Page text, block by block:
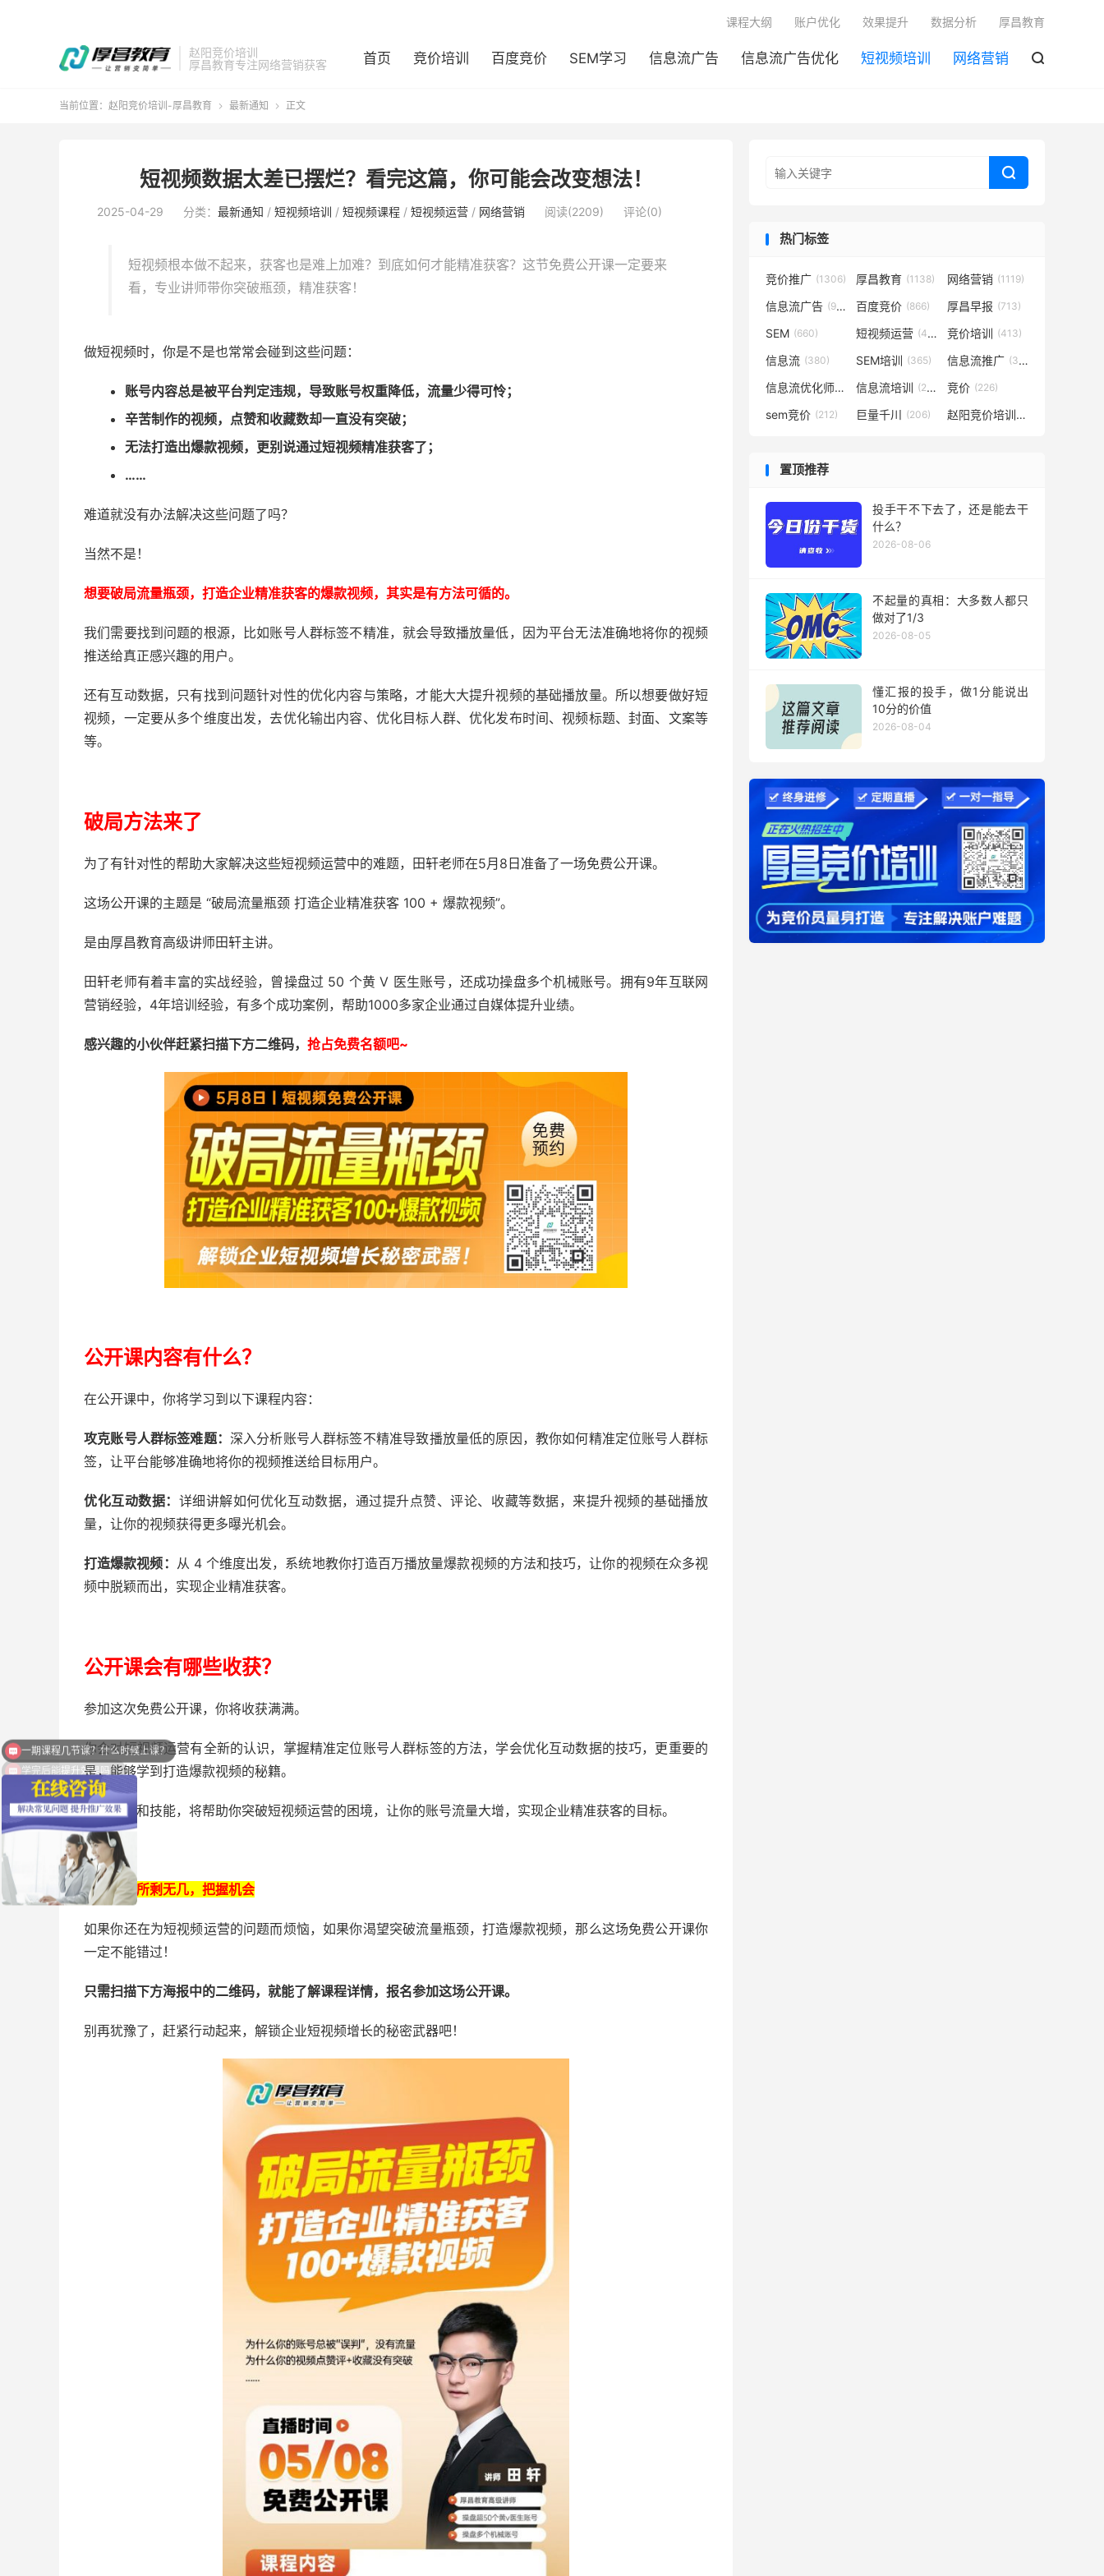
赵阳竞价培训
厚昌教育专注网络营销获客
首页 竞价培训 百度竞价 SEM学习 信息流广告 信息流广告优化 短视频培训 网络营销 
课程大纲 账户优化 效果提升 数据分析 厚昌教育
当前位置： 赵阳竞价培训-厚昌教育  最新通知  正文
短视频数据太差已摆烂？看完这篇，你可能会改变想法！
2025-04-29 分类： 最新通知 / 短视频培训 / 短视频课程 / 短视频运营 / 网络营销 阅读(2209) 评论(0)
短视频根本做不起来，获客也是难上加难？到底如何才能精准获客？这节免费公开课一定要来
看，专业讲师带你突破瓶颈，精准获客！
做短视频时，你是不是也常常会碰到这些问题：
账号内容总是被平台判定违规，导致账号权重降低，流量少得可怜；
辛苦制作的视频，点赞和收藏数却一直没有突破；
无法打造出爆款视频，更别说通过短视频精准获客了；
……
难道就没有办法解决这些问题了吗？
当然不是！
想要破局流量瓶颈，打造企业精准获客的爆款视频，其实是有方法可循的。
我们需要找到问题的根源，比如账号人群标签不精准，就会导致播放量低，因为平台无法准确地将你的视频
推送给真正感兴趣的用户。
还有互动数据，只有找到问题针对性的优化内容与策略，才能大大提升视频的基础播放量。所以想要做好短
视频，一定要从多个维度出发，去优化输出内容、优化目标人群、优化发布时间、视频标题、封面、文案等
等。
破局方法来了
为了有针对性的帮助大家解决这些短视频运营中的难题，田轩老师在5月8日准备了一场免费公开课。
这场公开课的主题是 “破局流量瓶颈 打造企业精准获客 100 + 爆款视频”。
是由厚昌教育高级讲师田轩主讲。
田轩老师有着丰富的实战经验，曾操盘过 50 个黄 V 医生账号，还成功操盘多个机械账号。拥有9年互联网
营销经验，4年培训经验，有多个成功案例，帮助1000多家企业通过自媒体提升业绩。
感兴趣的小伙伴赶紧扫描下方二维码， 抢占免费名额吧~
公开课内容有什么？
在公开课中，你将学习到以下课程内容：
攻克账号人群标签难题： 深入分析账号人群标签不精准导致播放量低的原因，教你如何精准定位账号人群标
签，让平台能够准确地将你的视频推送给目标用户。
优化互动数据： 详细讲解如何优化互动数据，通过提升点赞、评论、收藏等数据，来提升视频的基础播放
量，让你的视频获得更多曝光机会。
打造爆款视频： 从 4 个维度出发，系统地教你打造百万播放量爆款视频的方法和技巧，让你的视频在众多视
频中脱颖而出，实现企业精准获客。
公开课会有哪些收获？
参加这次免费公开课，你将收获满满。
你会对短视频运营有全新的认识，掌握精准定位账号人群标签的方法，学会优化互动数据的技巧，更重要的
是，能够学到打造爆款视频的秘籍。
这些知识和技能，将帮助你突破短视频运营的困境，让你的账号流量大增，实现企业精准获客的目标。
免费名额所剩无几，把握机会
如果你还在为短视频运营的问题而烦恼，如果你渴望突破流量瓶颈，打造爆款视频，那么这场免费公开课你
一定不能错过！
只需扫描下方海报中的二维码，就能了解课程详情，报名参加这场公开课。
别再犹豫了，赶紧行动起来，解锁企业短视频增长的秘密武器吧！

热门标签
竞价推广 (1306) 厚昌教育 (1138) 网络营销 (1119)
信息流广告 (932) 百度竞价 (866) 厚昌早报 (713)
SEM (660) 短视频运营 (431) 竞价培训 (413)
信息流 (380) SEM培训 (365) 信息流推广 (350)
信息流优化师(291)信息流培训 (281) 竞价 (226)
sem竞价 (212) 巨量千川 (206) 赵阳竞价培训(194)
置顶推荐
投手干不下去了，还是能去干
什么？
2026-08-06
不起量的真相：大多数人都只
做对了1/3
2026-08-05
懂汇报的投手，做1分能说出
10分的价值
2026-08-04
学完后能提升效果吗？